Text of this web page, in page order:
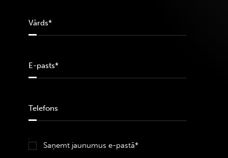
Saņemt jaunumus e-pastā*